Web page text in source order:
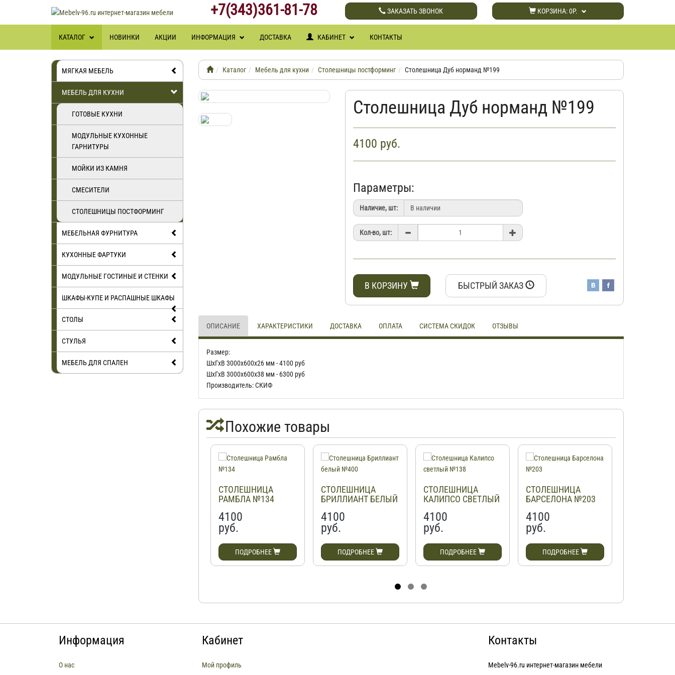
+7(343)361-81-78 ЗАКАЗАТЬ ЗВОНОК КОРЗИНА:0Р.
КАТАЛОГ НОВИНКИ АКЦИИ ИНФОРМАЦИЯ ДОСТАВКА КАБИНЕТ КОНТАКТЫ
МЯГКАЯ МЕБЕЛЬ
МЕБЕЛЬ ДЛЯ КУХНИ
ГОТОВЫЕ КУХНИ
МОДУЛЬНЫЕ КУХОННЫЕ
ГАРНИТУРЫ
МОЙКИ ИЗ КАМНЯ
СМЕСИТЕЛИ
СТОЛЕШНИЦЫ ПОСТФОРМИНГ
МЕБЕЛЬНАЯ ФУРНИТУРА
КУХОННЫЕ ФАРТУКИ
МОДУЛЬНЫЕ ГОСТИНЫЕ И СТЕНКИ
ШКАФЫ-КУПЕ И РАСПАШНЫЕ ШКАФЫ
СТОЛЫ
СТУЛЬЯ
МЕБЕЛЬ ДЛЯ СПАЛЕН
Каталог Мебель для кухни Столешницы постформинг Столешница Дуб норманд №199
Столешница Дуб норманд №199
4100 руб.
Параметры:
Наличие, шт:
Кол-во, шт:
В КОРЗИНУ БЫСТРЫЙ ЗАКАЗ
ОПИСАНИЕ ХАРАКТЕРИСТИКИ ДОСТАВКА ОПЛАТА СИСТЕМА СКИДОК ОТЗЫВЫ
Размер:
ШхГхВ 3000х600х26 мм - 4100 руб
ШхГхВ 3000х600х38 мм - 6300 руб
Производитель: СКИФ
Похожие товары
СТОЛЕШНИЦА
РАМБЛА №134
4100
руб.
ПОДРОБНЕЕ
СТОЛЕШНИЦА
БРИЛЛИАНТ БЕЛЫЙ
4100
руб.
ПОДРОБНЕЕ
СТОЛЕШНИЦА
КАЛИПСО СВЕТЛЫЙ
4100
руб.
ПОДРОБНЕЕ
СТОЛЕШНИЦА
БАРСЕЛОНА №203
4100
руб.
ПОДРОБНЕЕ
Информация
О нас
Кабинет
Мой профиль
Контакты
Mebelv-96.ru интернет-магазин мебели